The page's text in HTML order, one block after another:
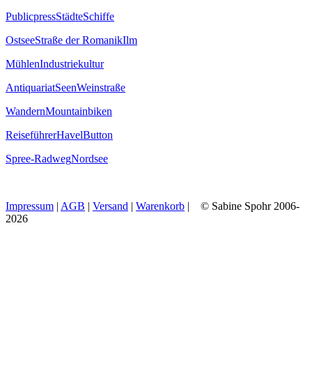
PublicpressStädteSchiffe
OstseeStraße der RomanikIlm
MühlenIndustriekultur
AntiquariatSeenWeinstraße
WandernMountainbiken
ReiseführerHavelButton
Spree-RadwegNordsee
Impressum | AGB | Versand | Warenkorb | © Sabine Spohr 2006-
2026